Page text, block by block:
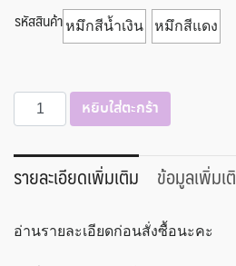
รหัสสินค้าหมึกสีน้ำเงิน หมึกสีแดง
จำนวน
ปากกา
ลื่น
Quantum
Juice
หยิบใส่ตะกร้า
รายละเอียดเพิ่มเติม ข้อมูลเพิ่มเ
อ่านรายละเอียดก่อนสั่งซื้อนะคะ